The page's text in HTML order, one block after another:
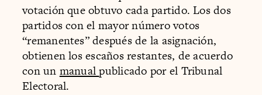
votación que obtuvo cada partido. Los dos
partidos con el mayor número votos
“remanentes” después de la asignación,
obtienen los escaños restantes, de acuerdo
con un manualpublicado por el Tribunal
Electoral.